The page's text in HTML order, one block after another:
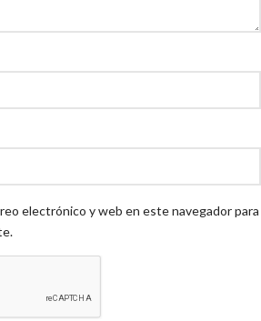
electrónico y web en este navegador para